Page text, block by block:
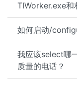
TIWorker.exe和
如何启动/
我应该select哪
质量的电话？